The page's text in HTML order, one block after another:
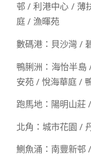
邨 / 利港中心 / 薄
庭 / 漁暉苑
數碼港：貝沙灣 /
鴨脷洲：海怡半
安苑 / 悅海華庭 /
跑馬地：陽明山莊
北角：城市花園 /
鰂魚涌：南豐新邨